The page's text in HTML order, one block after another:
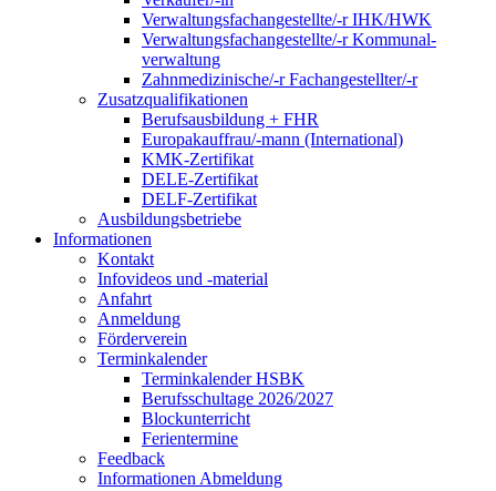
Verwaltungs­fach­angestellte/-r IHK/HWK
Verwaltungsfach­angestellte/-r Kommunal­
verwaltung
Zahnmedizinische/-r Fachangestellter/-r
Zusatzqualifikationen
Berufsausbildung + FHR
Europakauffrau/-mann (International)
KMK-Zertifikat
DELE-Zertifikat
DELF-Zertifikat
Ausbildungsbetriebe
Informationen
Kontakt
Infovideos und -material
Anfahrt
Anmeldung
Förderverein
Terminkalender
Terminkalender HSBK
Berufsschultage 2026/2027
Blockunterricht
Ferientermine
Feedback
Informationen Abmeldung